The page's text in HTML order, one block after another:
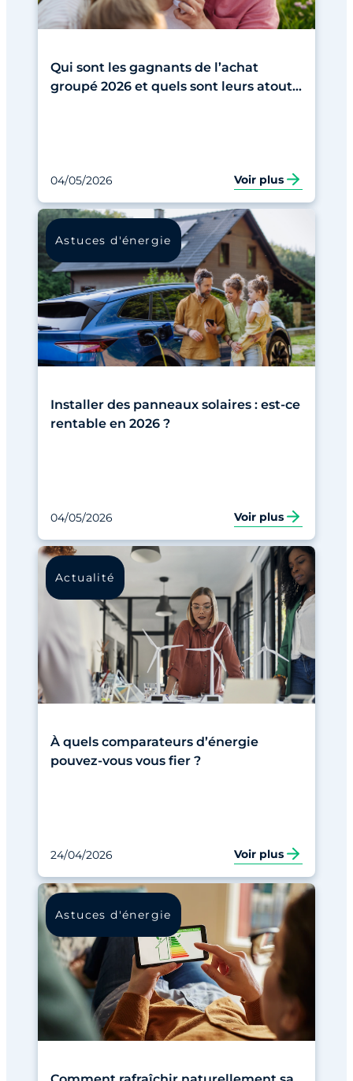
Qui sont les gagnants de l’achat
groupé 2026 et quels sont leurs atouts
04/05/2026 Voir plus
Astuces d'énergie
Installer des panneaux solaires : est-ce
rentable en 2026 ?
04/05/2026 Voir plus
Actualité
À quels comparateurs d’énergie
pouvez-vous vous fier ?
24/04/2026 Voir plus
Astuces d'énergie